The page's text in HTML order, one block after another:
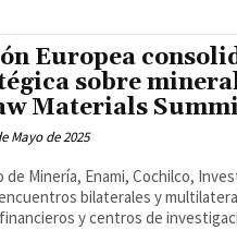
Europea
sobre
Materials
Mayo de 2025
Minería, Enami, Cochilco,
bilaterales y
y centros de